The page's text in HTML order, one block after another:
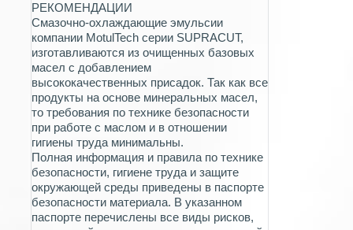
РЕКОМЕНДАЦИИ
Смазочно-охлаждающие эмульсии
компании MotulTech серии SUPRACUT,
изготавливаются из очищенных базовых
масел с добавлением
высококачественных присадок. Так как все
продукты на основе минеральных масел,
то требования по технике безопасности
при работе с маслом и в отношении
гигиены труда минимальны.
Полная информация и правила по технике
безопасности, гигиене труда и защите
окружающей среды приведены в паспорте
безопасности материала. В указанном
паспорте перечислены все виды рисков,